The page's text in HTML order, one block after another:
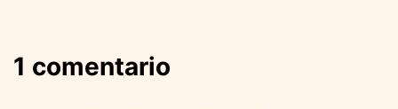
1 comentario